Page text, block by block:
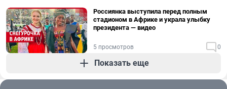
Россиянка выступила перед полным
стадионом в Африке и украла улыбку
президента — видео
5 просмотров 0
Показать еще